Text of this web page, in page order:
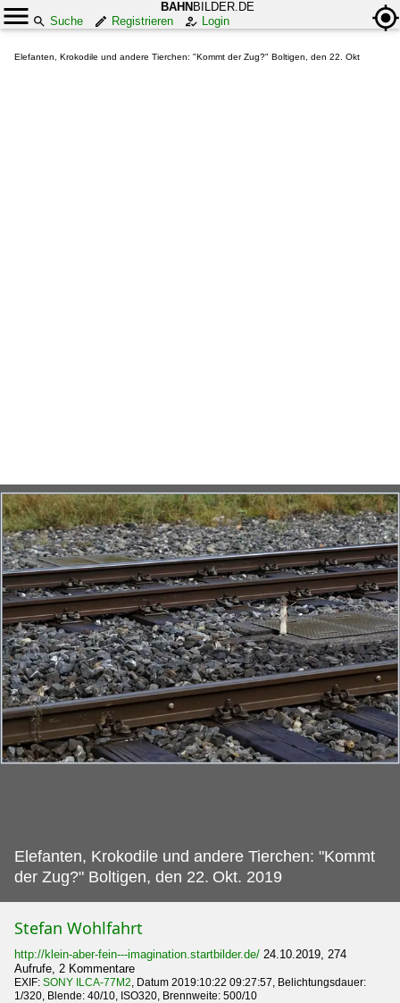
BAHN BILDER.DE
Suche
Registrieren Login
Elefanten, Krokodile und andere Tierchen: "Kommt der Zug?" Boltigen, den 22. Okt
Elefanten, Krokodile und andere Tierchen: "Kommt
der Zug?" Boltigen, den 22. Okt. 2019
Stefan Wohlfahrt
http://klein-aber-fein---imagination.startbilder.de/ 24.10.2019, 274
Aufrufe, 2 Kommentare
EXIF: SONY ILCA-77M2 , Datum 2019:10:22 09:27:57, Belichtungsdauer:
1/320, Blende: 40/10, ISO320, Brennweite: 500/10